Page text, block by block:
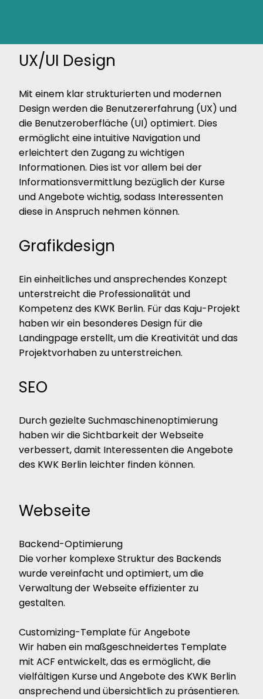
Webseite
Backend-Optimierung
Die vorher komplexe Struktur des Backends
wurde vereinfacht und optimiert, um die
Verwaltung der Webseite effizienter zu
gestalten.
Customizing-Template für Angebote
Wir haben ein maßgeschneidertes Template
mit ACF entwickelt, das es ermöglicht, die
vielfältigen Kurse und Angebote des KWK Berlin
ansprechend und übersichtlich zu präsentieren.
UX/UI Design
Mit einem klar strukturierten und modernen
Design werden die Benutzererfahrung (UX) und
die Benutzeroberfläche (UI) optimiert. Dies
ermöglicht eine intuitive Navigation und
erleichtert den Zugang zu wichtigen
Informationen. Dies ist vor allem bei der
Informationsvermittlung bezüglich der Kurse
und Angebote wichtig, sodass Interessenten
diese in Anspruch nehmen können.
Grafikdesign
Ein einheitliches und ansprechendes Konzept
unterstreicht die Professionalität und
Kompetenz des KWK Berlin. Für das Kaju-Projekt
haben wir ein besonderes Design für die
Landingpage erstellt, um die Kreativität und das
Projektvorhaben zu unterstreichen.
SEO
Durch gezielte Suchmaschinenoptimierung
haben wir die Sichtbarkeit der Webseite
verbessert, damit Interessenten die Angebote
des KWK Berlin leichter finden können.